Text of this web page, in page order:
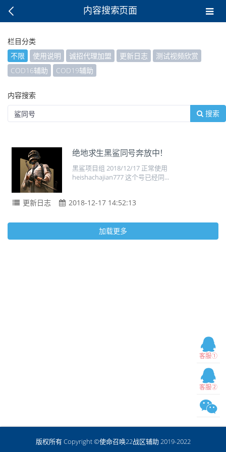
客服①
客服②
内容搜索页面
栏目分类
不限
使用说明 诚招代理加盟 更新日志
测试视频欣赏
COD16辅助
COD19辅助
内容搜索
搜索
绝地求生黑鲨同号奔放中！
黑鲨项目组 2018/12/17 正常使用
heishachajian777 这个号已经同...
更新日志 2018-12-17 14:52:13
加载更多
版权所有 Copyright ©使命召唤22战区辅助 2019-2022